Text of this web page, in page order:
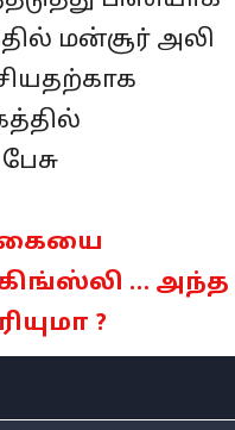
மன்சூர் அலி
… அந்த
?